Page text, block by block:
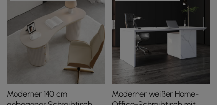
Moderner 140 cm
Moderner weißer Home-